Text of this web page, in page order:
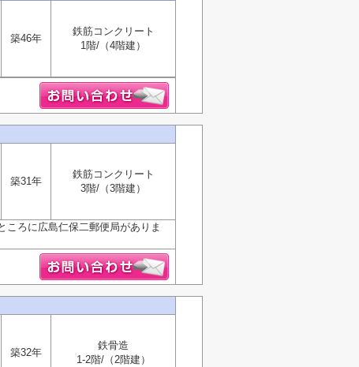
築46年
鉄筋コンクリート
1階/（4階建）
築31年
鉄筋コンクリート
3階/（3階建）
ころに広島仁保二郵便局がありま
築32年
鉄骨造
1-2階/（2階建）